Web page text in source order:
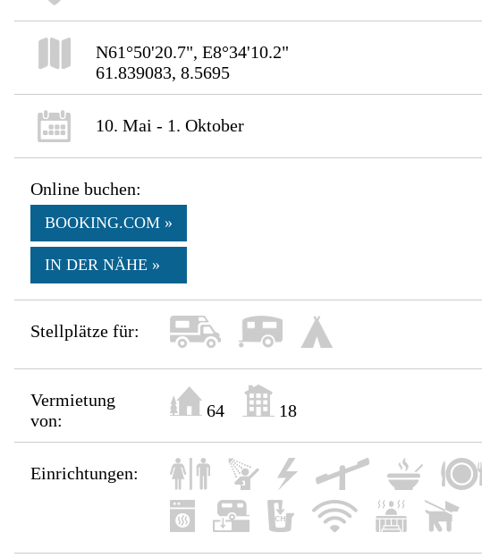
N61°50'20.7", E8°34'10.2"
61.839083, 8.5695
10. Mai - 1. Oktober
Online buchen:
BOOKING.COM »
IN DER NÄHE »
Stellplätze für:
Vermietung
von:
64 18
Einrichtungen: